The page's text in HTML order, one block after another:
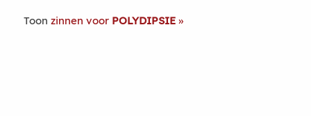
Toon zinnen voor POLYDIPSIE